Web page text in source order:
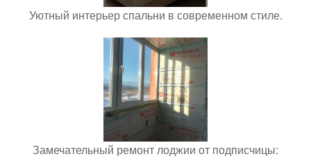
Уютный интерьер спальни в современном стиле.
Замечательный ремонт лоджии от подписчицы: